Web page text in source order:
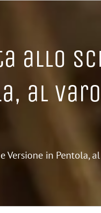
allo
al
in Pentola,